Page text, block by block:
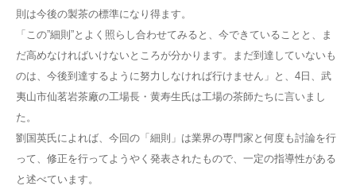
則は今後の製茶の標準になり得ます。
「この”細則”とよく照らし合わせてみると、今できていることと、ま
だ高めなければいけないところが分かります。まだ到達していないも
のは、今後到達するように努力しなければ行けません」と、4日、武
夷山市仙茗岩茶廠の工場長・黄寿生氏は工場の茶師たちに言いまし
た。
劉国英氏によれば、今回の「細則」は業界の専門家と何度も討論を行
って、修正を行ってようやく発表されたもので、一定の指導性がある
と述べています。